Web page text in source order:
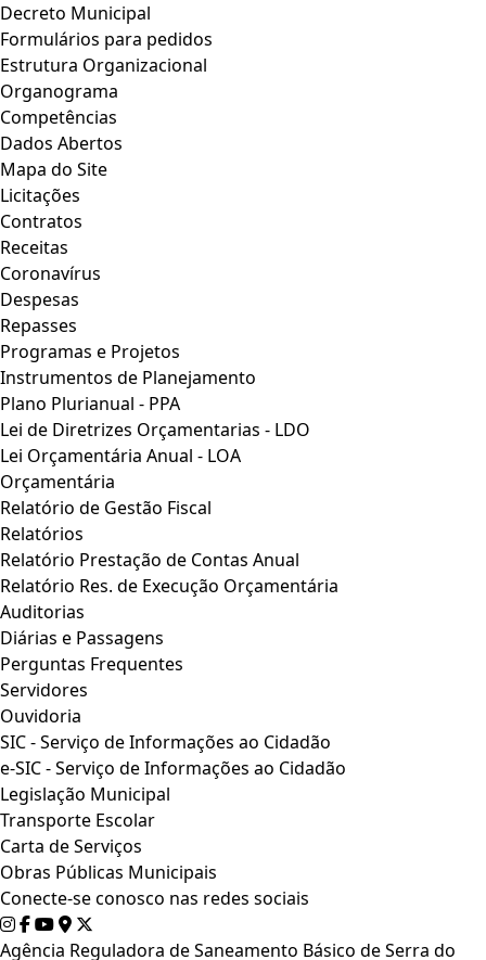
Decreto Municipal
Formulários para pedidos
Estrutura Organizacional
Organograma
Competências
Dados Abertos
Mapa do Site
Licitações
Contratos
Receitas
Coronavírus
Despesas
Repasses
Programas e Projetos
Instrumentos de Planejamento
Plano Plurianual - PPA
Lei de Diretrizes Orçamentarias - LDO
Lei Orçamentária Anual - LOA
Orçamentária
Relatório de Gestão Fiscal
Relatórios
Relatório Prestação de Contas Anual
Relatório Res. de Execução Orçamentária
Auditorias
Diárias e Passagens
Perguntas Frequentes
Servidores
Ouvidoria
SIC - Serviço de Informações ao Cidadão
e-SIC - Serviço de Informações ao Cidadão
Legislação Municipal
Transporte Escolar
Carta de Serviços
Obras Públicas Municipais
Conecte-se conosco nas redes sociais
Agência Reguladora de Saneamento Básico de Serra do